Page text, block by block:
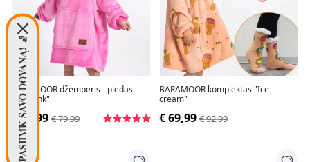
BARAMOOR džemperis - pledas
"Hot pink"
€ 59,99 € 79,99
BARAMOOR komplektas "Ice
cream"
€ 69,99 € 92,99
PASIIMK SAVO DOVANĄ! 🧦